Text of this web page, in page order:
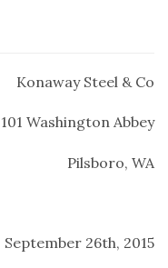
Konaway Steel & Co
101 Washington Abbey
Pilsboro, WA
September 26th, 2015